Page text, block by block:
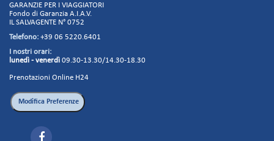
GARANZIE PER I VIAGGIATORI
Fondo di Garanzia A.I.A.V.
IL SALVAGENTE N° 0752
Telefono: +39 06 5220.6401
I nostri orari:
lunedì - venerdì 09.30-13.30/14.30-18.30
Prenotazioni Online H24